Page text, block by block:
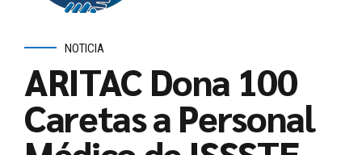
NOTICIA
ARITAC Dona 100
Caretas a Personal